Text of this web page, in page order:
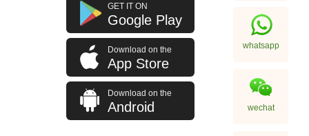
GET IT ON
Google Play
Download on the
App Store
Download on the
Android
whatsapp
wechat